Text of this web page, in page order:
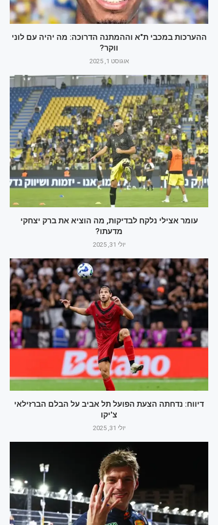
ההערכות במכבי ת"א וההמתנה הדרוכה: מה יהיה עם לוני
ווקר?
אוגוסט 1, 2025
עומר אצילי נלקח לבדיקות, מה הוציא את ברק יצחקי
מדעתו?
יולי 31, 2025
דיווח: נדחתה הצעת הפועל תל אביב על הבלם הברזילאי
צ'יקו
יולי 31, 2025